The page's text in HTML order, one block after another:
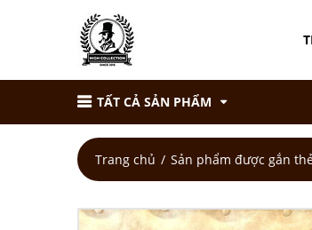
TẤT CẢ SẢN PHẨM
Trang chủ Sản phẩm được gắn